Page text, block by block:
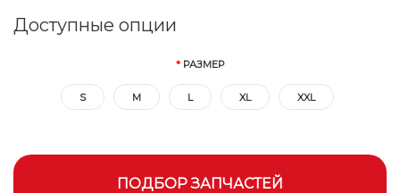
Доступные опции
РАЗМЕР
S M L XL XXL
ПОДБОР ЗАПЧАСТЕЙ